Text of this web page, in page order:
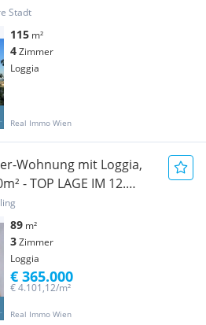
Stadt
115 m²
4Zimmer
Loggia
Real Immo Wien
Wohnung mit Loggia,
- TOP LAGE IM 12.
89 m²
3Zimmer
Loggia
Real Immo Wien
€ 4.101,12/m²
€ 365.000